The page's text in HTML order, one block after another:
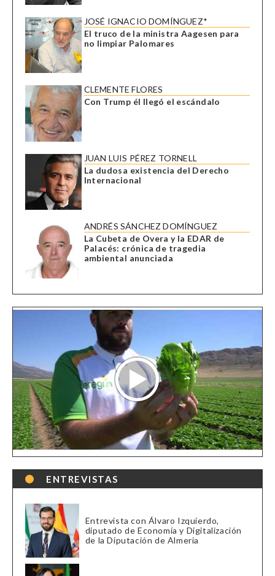
JOSÉ IGNACIO DOMÍNGUEZ*
El truco de la ministra Aagesen para
no limpiar Palomares
CLEMENTE FLORES
Con Trump él llegó el escándalo
JUAN LUIS PÉREZ TORNELL
La dudosa existencia del Derecho
Internacional
ANDRÉS SÁNCHEZ DOMÍNGUEZ
La Cubeta de Overa y la EDAR de
Palacés: crónica de tragedia
ambiental anunciada
ENTREVISTAS
Entrevista con Álvaro Izquierdo,
diputado de Economía y Digitalización
de la Diputación de Almería